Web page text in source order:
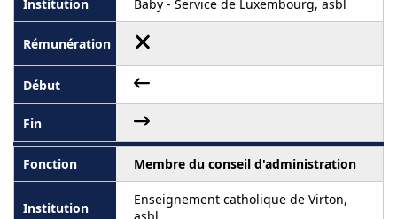
Baby - Service de Luxembourg, asbl
Membre du conseil d'administration
Enseignement catholique de Virton,